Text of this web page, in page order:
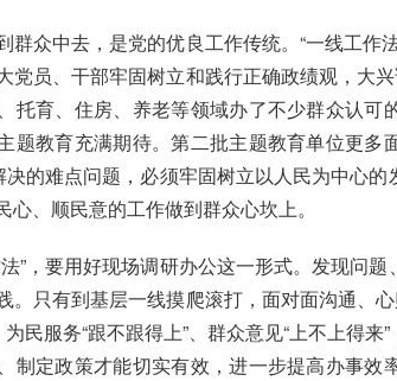
众中去，是党的优良工作传统。“一线工作
党员、干部牢固树立和践行正确政绩观，大
托育、住房、养老等领域办了不少群众认可
题教育充满期待。第二批主题教育单位更多
决的难点问题，必须牢固树立以人民为中心
、顺民意的工作做到群众心坎上。
，要用好现场调研办公这一形式。发现问题
。只有到基层一线摸爬滚打，面对面沟通、
为民服务“跟不跟得上”、群众意见“上不上得
制定政策才能切实有效，进一步提高办事效